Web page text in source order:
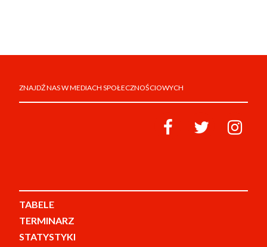
ZNAJDŹ NAS W MEDIACH SPOŁECZNOŚCIOWYCH
TABELE
TERMINARZ
STATYSTYKI